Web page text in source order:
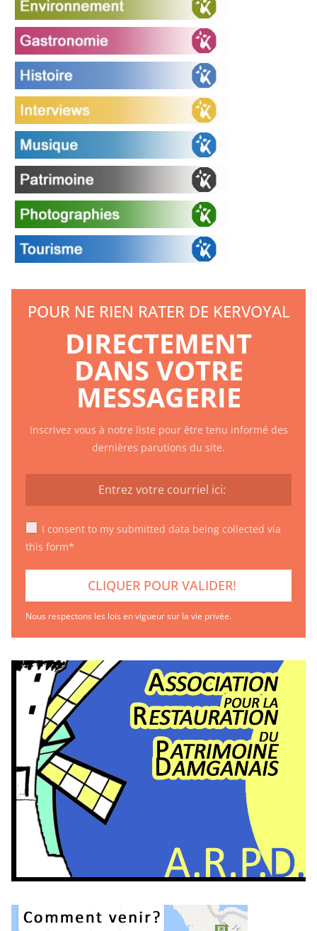
POUR NE RIEN RATER DE KERVOYAL
DIRECTEMENT
DANS VOTRE
MESSAGERIE
Inscrivez vous à notre liste pour être tenu informé des
dernières parutions du site.
I consent to my submitted data being collected via
this form*
Nous respectons les lois en vigueur sur la vie privée.